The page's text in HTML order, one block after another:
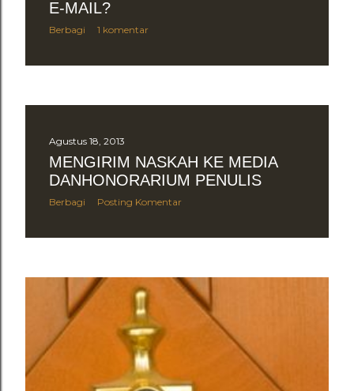
E-MAIL?
Berbagi 1 komentar
Agustus 18, 2013
MENGIRIM NASKAH KE MEDIA
DANHONORARIUM PENULIS
Berbagi Posting Komentar